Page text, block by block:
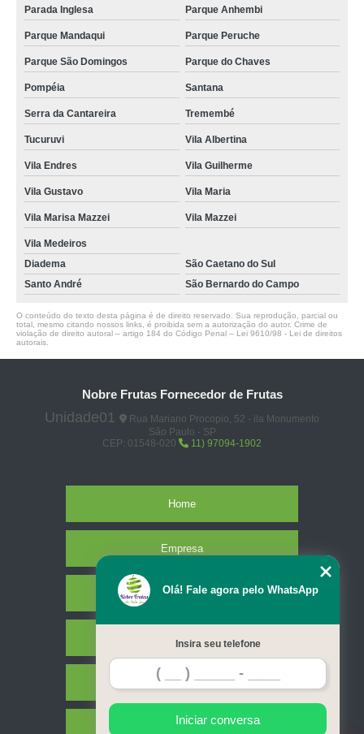
Parada Inglesa Parque Anhembi
Parque Mandaqui Parque Peruche
Parque São Domingos Parque do Chaves
Pompéia Santana
Serra da Cantareira Tremembé
Tucuruvi Vila Albertina
Vila Endres Vila Guilherme
Vila Gustavo Vila Maria
Vila Marisa Mazzei Vila Mazzei
Vila Medeiros
Diadema
São Caetano do Sul
Santo André
São Bernardo do Campo
O conteúdo do texto desta página é de direito reservado. Sua reprodução, parcial ou
total, mesmo citando nossos links, é proibida sem a autorização do autor. Crime de
violação de direito autoral – artigo 184 do Código Penal – Lei 9610/98 - Lei de direitos
autorais
Nobre Frutas Fornecedor de Frutas
Unidade01
Rua Mariano Procopio, 52 - ila Monumento
São Paulo - SP
CEP: 01548-020
11) 97094-1902
Home
Empresa
Missão
Serviços
Contato
Mapa do site
Olá! Fale agora pelo WhatsApp
Insira seu telefone
Iniciar conversa